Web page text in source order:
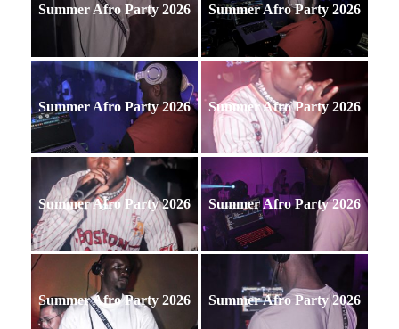
Summer Afro Party 2026 Summer Afro Party 2026
Summer Afro Party 2026 Summer Afro Party 2026
Summer Afro Party 2026 Summer Afro Party 2026
Summer Afro Party 2026 Summer Afro Party 2026